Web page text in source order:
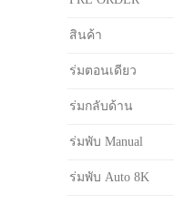
สินค้า
ร่มตอนเดียว
ร่มกลับด้าน
ร่มพับ Manual
ร่มพับ Auto 8K